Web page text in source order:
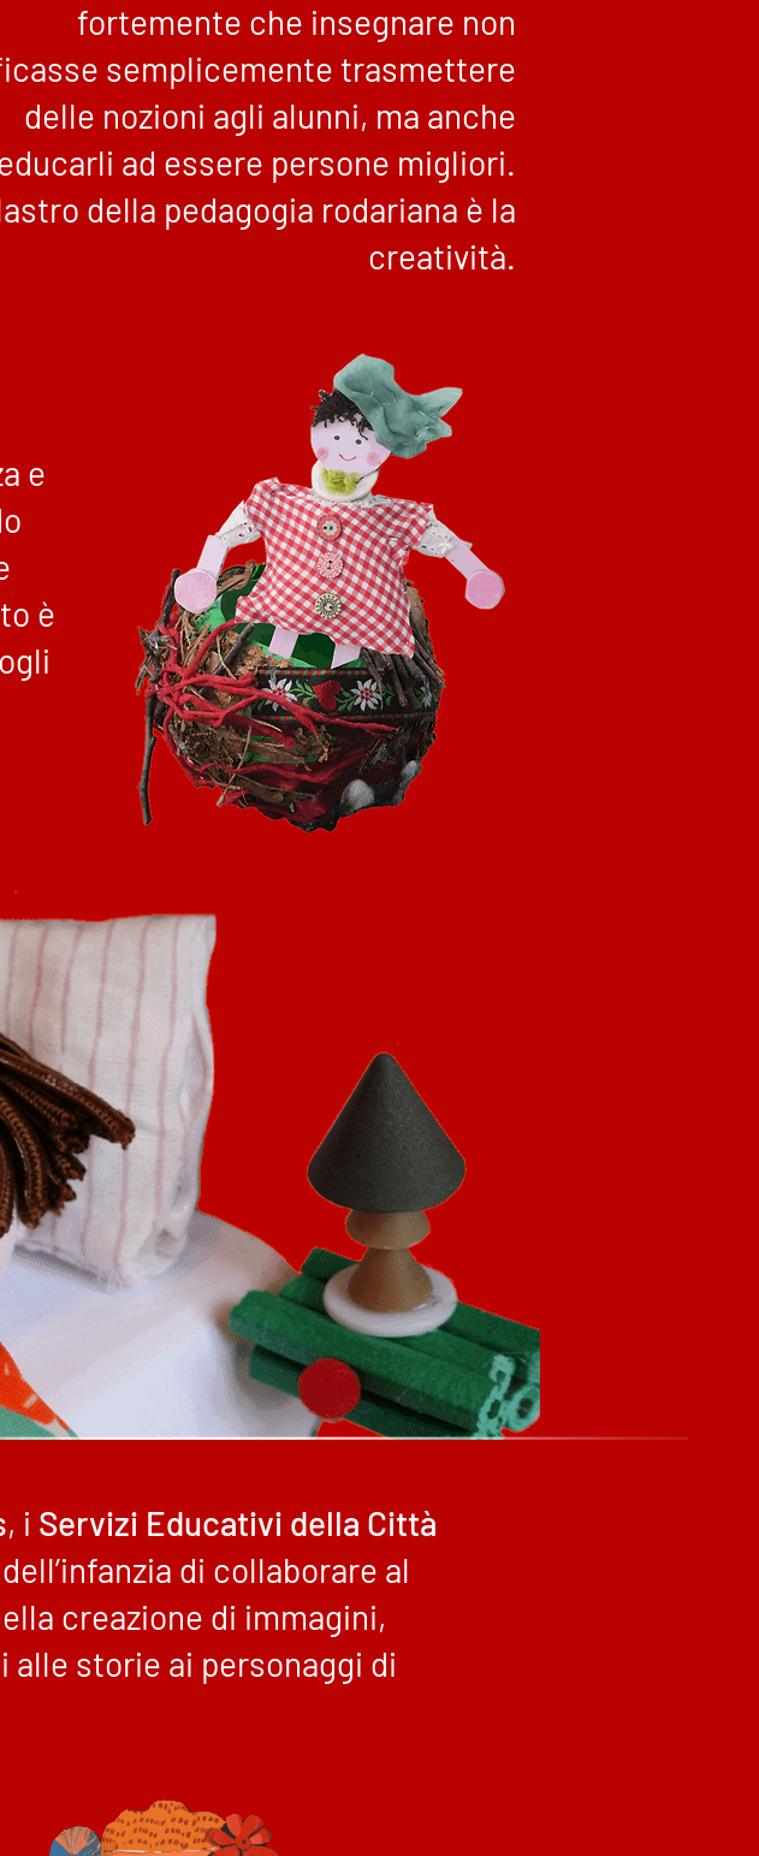
fortemente che insegnare non
semplicemente trasmettere
delle nozioni agli alunni, ma anche
ad essere persone migliori.
della pedagogia rodariana è la
creatività.
e
è
, i Servizi Educativi della Città
di collaborare al
creazione di immagini,
storie ai personaggi di